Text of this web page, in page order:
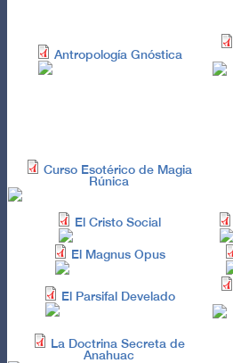
Antropología Gnóstica
Curso Esotérico de Magia
Rúnica
El Cristo Social
El Magnus Opus
El Parsifal Develado
La Doctrina Secreta de
Anahuac